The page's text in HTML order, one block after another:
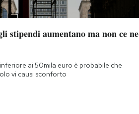
stipendi aumentano ma non ce ne
ai 50mila euro è probabile che
vi causi sconforto